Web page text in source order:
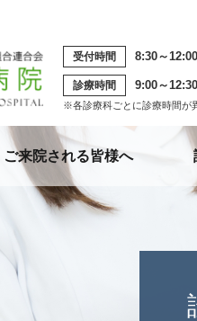
受付時間 8:30～12:00
診療時間 9:00～12:30
※各診療科ごとに診療時間が
ご来院される皆様へ